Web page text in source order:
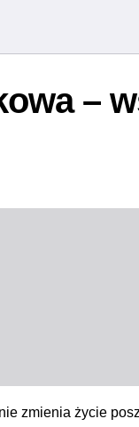
–
zmienia życie